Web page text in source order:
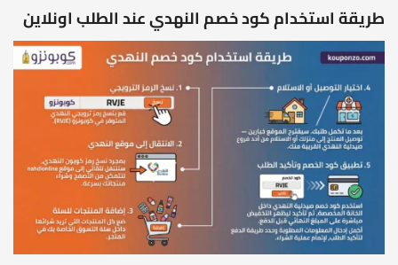
طريقة استخدام كود خصم النهدي عند الطلب اونلاين